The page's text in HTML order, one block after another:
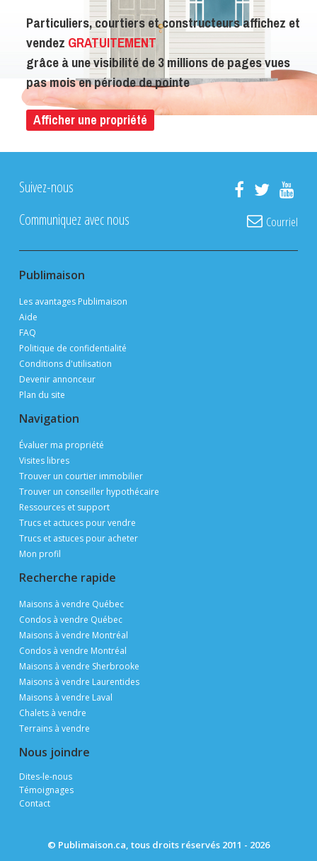
Particuliers, courtiers et constructeurs affichez et
vendez GRATUITEMENT
grâce à une visibilité de 3 millions de pages vues
pas mois en période de pointe
Afficher une propriété
Suivez-nous
Communiquez avec nous
Courriel
Publimaison
Les avantages Publimaison
Aide
FAQ
Politique de confidentialité
Conditions d'utilisation
Devenir annonceur
Plan du site
Navigation
Évaluer ma propriété
Visites libres
Trouver un courtier immobilier
Trouver un conseiller hypothécaire
Ressources et support
Trucs et actuces pour vendre
Trucs et astuces pour acheter
Mon profil
Recherche rapide
Maisons à vendre Québec
Condos à vendre Québec
Maisons à vendre Montréal
Condos à vendre Montréal
Maisons à vendre Sherbrooke
Maisons à vendre Laurentides
Maisons à vendre Laval
Chalets à vendre
Terrains à vendre
Nous joindre
Dites-le-nous
Témoignages
Contact
© Publimaison.ca, tous droits réservés 2011 - 2026